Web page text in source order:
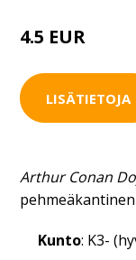
4.5 EUR
LISÄTIETOJA
Arthur Conan
Kunto: K3-